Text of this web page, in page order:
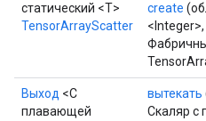
статический <T>
TensorArrayScatter
create
Выход <С
плавающей
вытекать
Скаляр с